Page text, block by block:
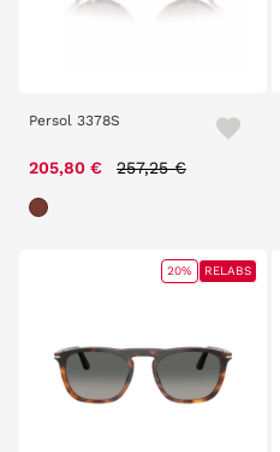
Persol 3378S
205,80 € Price reduced from
257,25 €
20% RELABS